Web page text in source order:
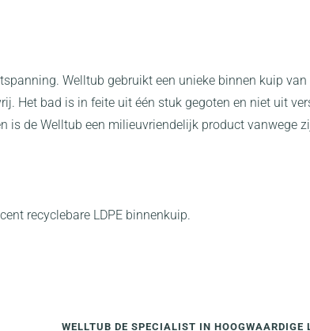
Welltub gebruikt een unieke binnen kuip van
Het bad is in feite uit één stuk gegoten en niet uit
de Welltub een milieuvriendelijk product vanwege
recyclebare LDPE binnenkuip.